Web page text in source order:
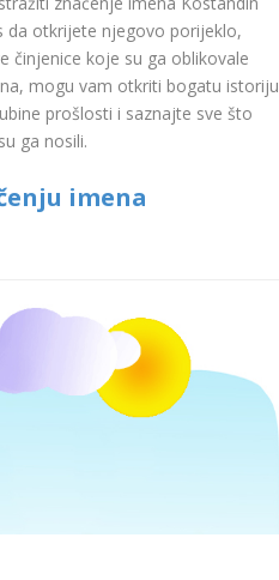
da otkrijete njegovo porijeklo,
činjenice koje su ga oblikovale
mogu vam otkriti bogatu istoriju
prošlosti i saznajte sve što
ga nosili.
imena